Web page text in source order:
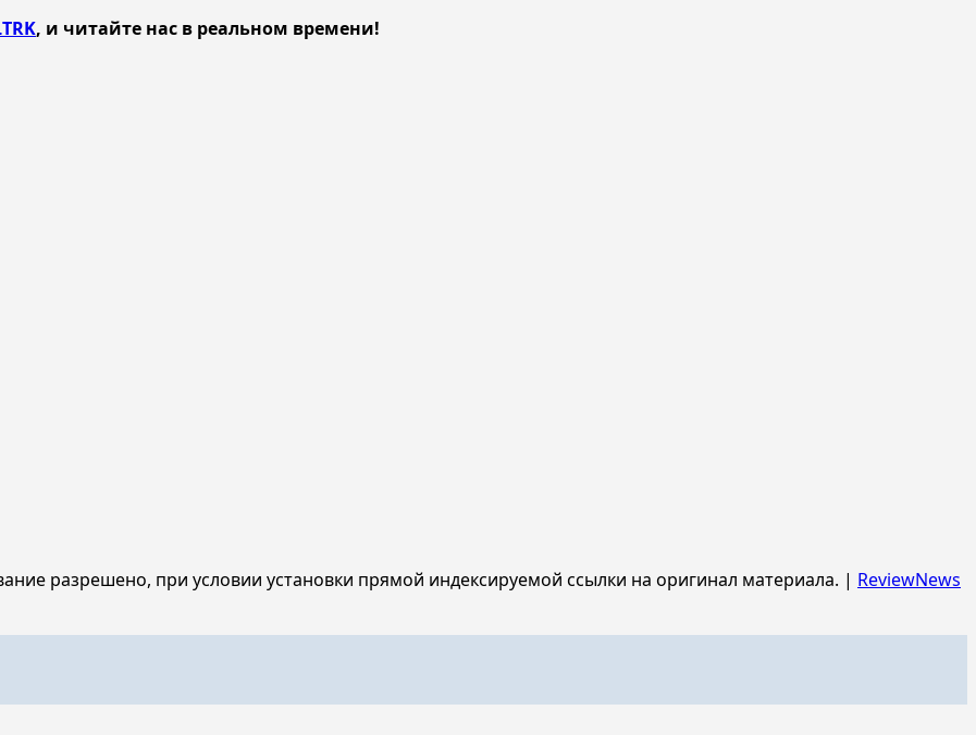
, и читайте нас в реальном времени!
разрешено, при условии установки прямой индексируемой ссылки на оригинал материала. | ReviewNews